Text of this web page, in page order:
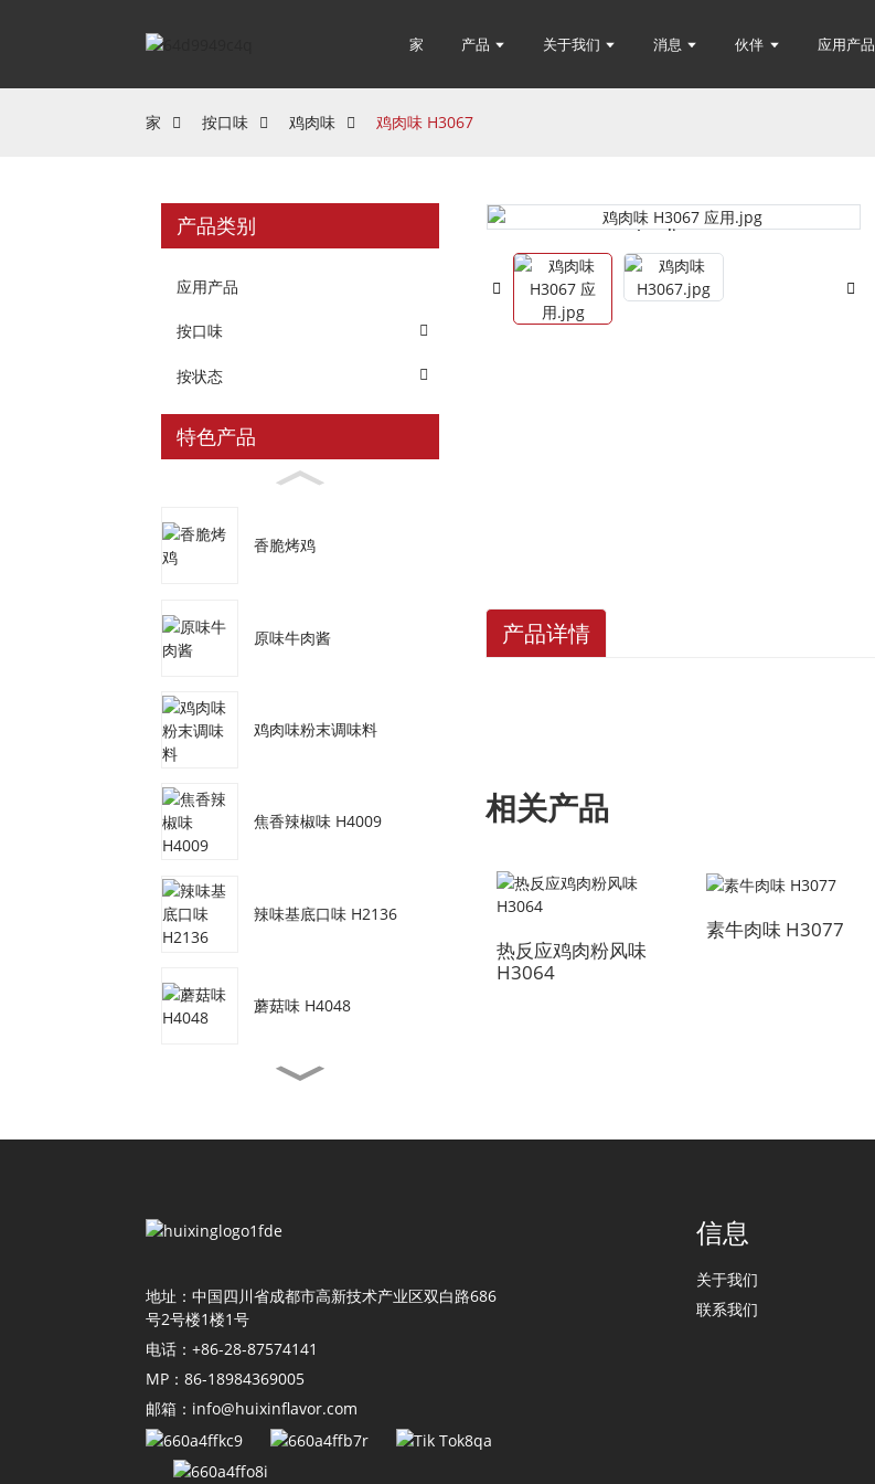
家 产品 关于我们 消息 伙伴 应用产品
家 按口味 鸡肉味 鸡肉味 H3067
产品类别
应用产品
按口味
按状态
特色产品
香脆烤鸡
原味牛肉酱
鸡肉味粉末调味料
焦香辣椒味 H4009
辣味基底口味 H2136
蘑菇味 H4048
番茄味 H4011
Loading...
Loading...
产品详情
相关产品
热反应鸡肉粉风味
H3064
素牛肉味 H3077
地址：中国四川省成都市高新技术产业区双白路686
号2号楼1楼1号
电话：+86-28-87574141
MP：86-18984369005
邮箱：info@huixinflavor.com
信息
关于我们
联系我们